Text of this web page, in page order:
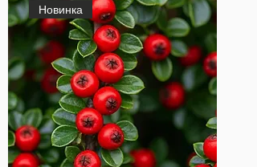
Новинка